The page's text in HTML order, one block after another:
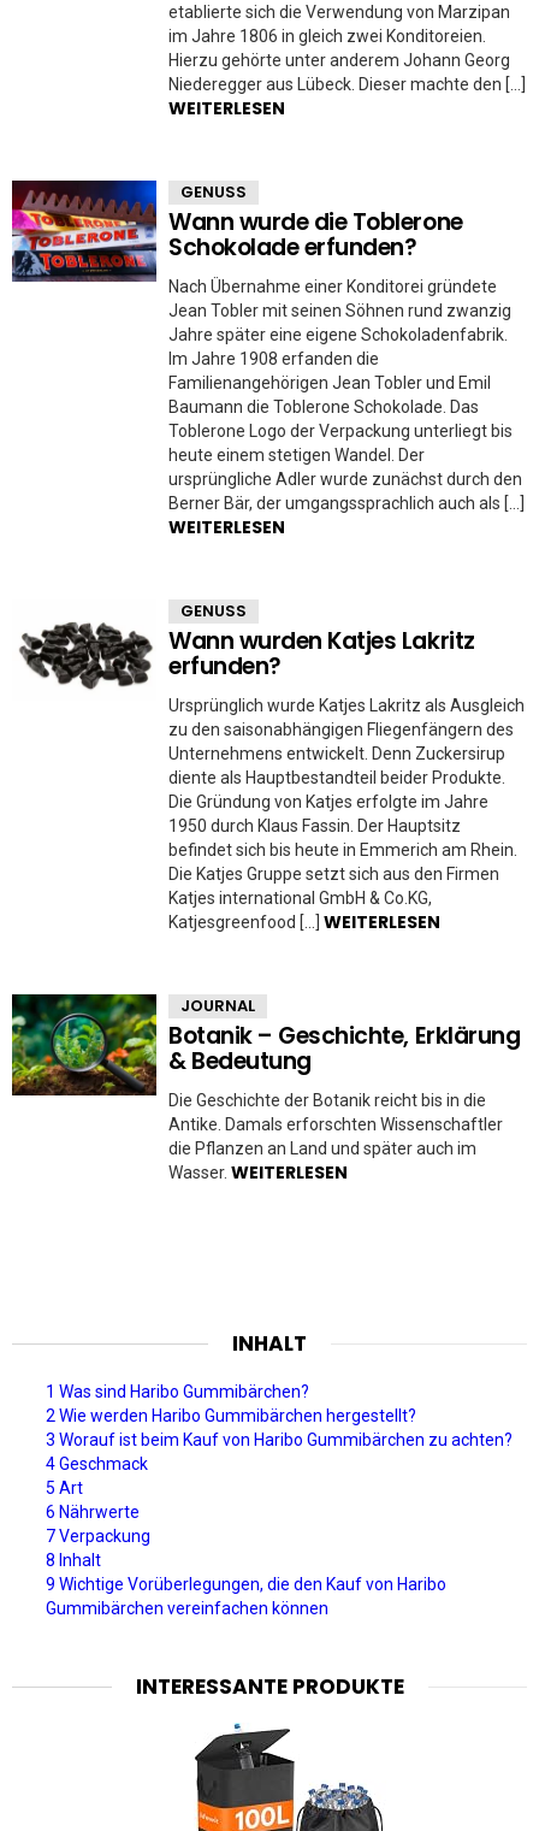
etablierte sich die Verwendung von Marzipan
im Jahre 1806 in gleich zwei Konditoreien.
Hierzu gehörte unter anderem Johann Georg
Niederegger aus Lübeck. Dieser machte den […]
WEITERLESEN
GENUSS
Wann wurde die Toblerone
Schokolade erfunden?
Nach Übernahme einer Konditorei gründete
Jean Tobler mit seinen Söhnen rund zwanzig
Jahre später eine eigene Schokoladenfabrik.
Im Jahre 1908 erfanden die
Familienangehörigen Jean Tobler und Emil
Baumann die Toblerone Schokolade. Das
Toblerone Logo der Verpackung unterliegt bis
heute einem stetigen Wandel. Der
ursprüngliche Adler wurde zunächst durch den
Berner Bär, der umgangssprachlich auch als […]
WEITERLESEN
GENUSS
Wann wurden Katjes Lakritz
erfunden?
Ursprünglich wurde Katjes Lakritz als Ausgleich
zu den saisonabhängigen Fliegenfängern des
Unternehmens entwickelt. Denn Zuckersirup
diente als Hauptbestandteil beider Produkte.
Die Gründung von Katjes erfolgte im Jahre
1950 durch Klaus Fassin. Der Hauptsitz
befindet sich bis heute in Emmerich am Rhein.
Die Katjes Gruppe setzt sich aus den Firmen
Katjes international GmbH & Co.KG,
Katjesgreenfood […] WEITERLESEN
JOURNAL
Botanik – Geschichte, Erklärung
& Bedeutung
Die Geschichte der Botanik reicht bis in die
Antike. Damals erforschten Wissenschaftler
die Pflanzen an Land und später auch im
Wasser. WEITERLESEN
INHALT
1 Was sind Haribo Gummibärchen?
2 Wie werden Haribo Gummibärchen hergestellt?
3 Worauf ist beim Kauf von Haribo Gummibärchen zu achten?
4 Geschmack
5 Art
6 Nährwerte
7 Verpackung
8 Inhalt
9 Wichtige Vorüberlegungen, die den Kauf von Haribo
Gummibärchen vereinfachen können
INTERESSANTE PRODUKTE